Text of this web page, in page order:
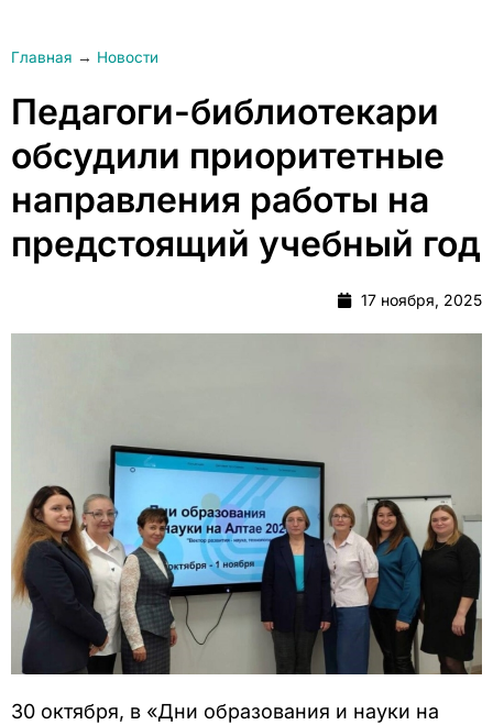
Главная → Новости
Педагоги-библиотекари
обсудили приоритетные
направления работы на
предстоящий учебный год
17 ноября, 2025
30 октября, в «Дни образования и науки на